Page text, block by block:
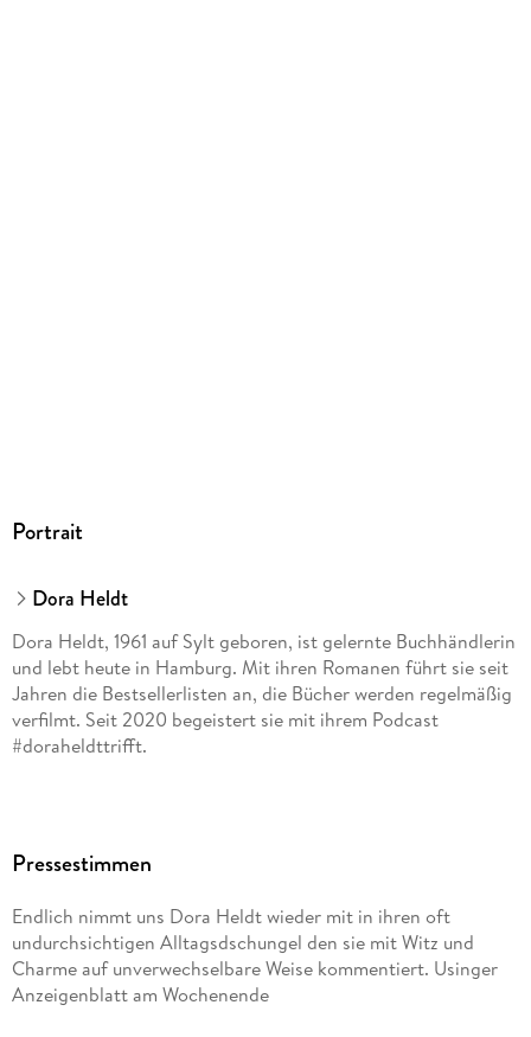
Portrait
Dora Heldt
Dora Heldt, 1961 auf Sylt geboren, ist gelernte Buchhändlerin
und lebt heute in Hamburg. Mit ihren Romanen führt sie seit
Jahren die Bestsellerlisten an, die Bücher werden regelmäßig
verfilmt. Seit 2020 begeistert sie mit ihrem Podcast
#doraheldttrifft.
Pressestimmen
Endlich nimmt uns Dora Heldt wieder mit in ihren oft
undurchsichtigen Alltagsdschungel den sie mit Witz und
Charme auf unverwechselbare Weise kommentiert. Usinger
Anzeigenblatt am Wochenende